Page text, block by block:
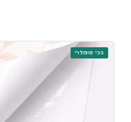
הכי פופולרי